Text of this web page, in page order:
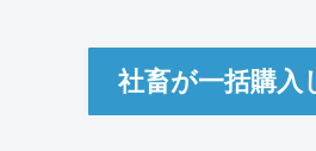
社畜が一括購入